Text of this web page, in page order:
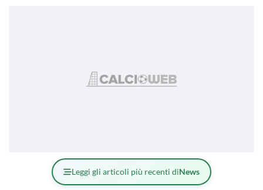
Leggi gli articoli più recenti diNews